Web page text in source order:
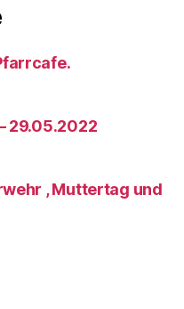
29.05.2022
, Muttertag und